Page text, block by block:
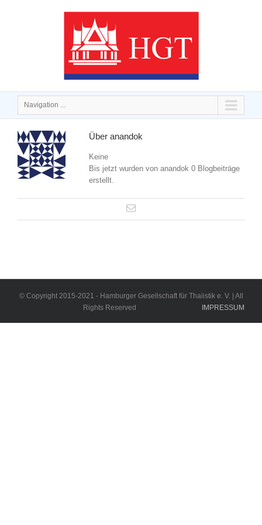
Navigation ...
Über anandok
Keine
Bis jetzt wurden von anandok 0 Blogbeiträge
erstellt.
© Copyright 2015-2021 - Hamburger Gesellschaft für Thaiistik e. V. | All
Rights Reserved
IMPRESSUM